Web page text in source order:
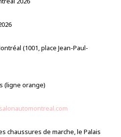
(1001, place Jean-Paul-
(ligne orange)
salonautomontreal.com
chaussures de marche, le Palais